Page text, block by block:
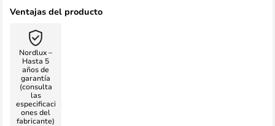
Ventajas del producto
Nordlux –
Hasta 5
años de
garantía
(consulta
las
especificaci
ones del
fabricante)